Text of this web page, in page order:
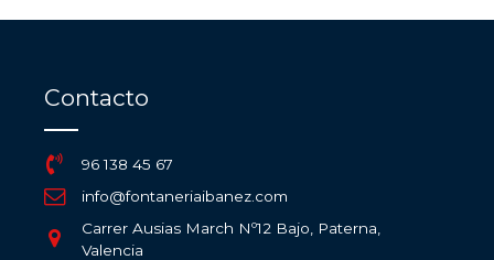
Contacto
96 138 45 67
info@fontaneriaibanez.com
Carrer Ausias March Nº12 Bajo, Paterna,
Valencia